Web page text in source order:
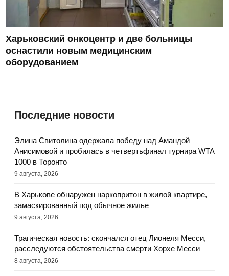
Харьковский онкоцентр и две больницы
оснастили новым медицинским
оборудованием
Последние новости
Элина Свитолина одержала победу над Амандой
Анисимовой и пробилась в четвертьфинал турнира WTA
1000 в Торонто
9 августа, 2026
В Харькове обнаружен наркопритон в жилой квартире,
замаскированный под обычное жилье
9 августа, 2026
Трагическая новость: скончался отец Лионеля Месси,
расследуются обстоятельства смерти Хорхе Месси
8 августа, 2026